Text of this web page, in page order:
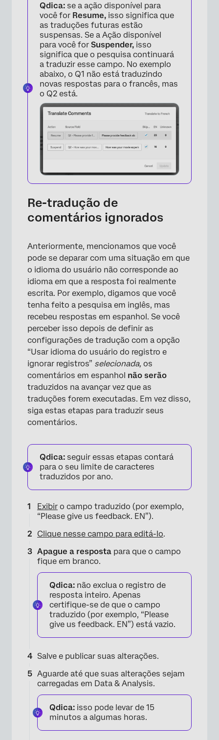
×
×
×
Qdica: se a ação disponível para
você for Resume, isso significa que
as traduções futuras estão
suspensas. Se a Ação disponível
para você for Suspender, isso
significa que o pesquisa continuará
a traduzir esse campo. No exemplo
abaixo, o Q1 não está traduzindo
novas respostas para o francês, mas
o Q2 está.
Re-tradução de
comentários ignorados
Anteriormente, mencionamos que você
pode se deparar com uma situação em que
o idioma do usuário não corresponde ao
idioma em que a resposta foi realmente
escrita. Por exemplo, digamos que você
tenha feito a pesquisa em inglês, mas
recebeu respostas em espanhol. Se você
perceber isso depois de definir as
configurações de tradução com a opção
“Usar idioma do usuário do registro e
ignorar registros” selecionada, os
comentários em espanhol não serão
traduzidos na avançar vez que as
traduções forem executadas. Em vez disso,
siga estas etapas para traduzir seus
comentários.
Qdica: seguir essas etapas contará
para o seu limite de caracteres
traduzidos por ano.
Exibir o campo traduzido (por exemplo,
“Please give us feedback. EN”).
Clique nesse campo para editá-lo.
Apague a resposta para que o campo
fique em branco.
Qdica: não exclua o registro de
resposta inteiro. Apenas
certifique-se de que o campo
traduzido (por exemplo, “Please
give us feedback. EN”) está vazio.
Salve e publicar suas alterações.
Aguarde até que suas alterações sejam
carregadas em Data & Analysis.
Qdica: isso pode levar de 15
minutos a algumas horas.